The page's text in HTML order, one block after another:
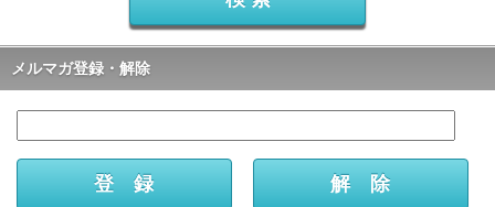
メルマガ登録・解除